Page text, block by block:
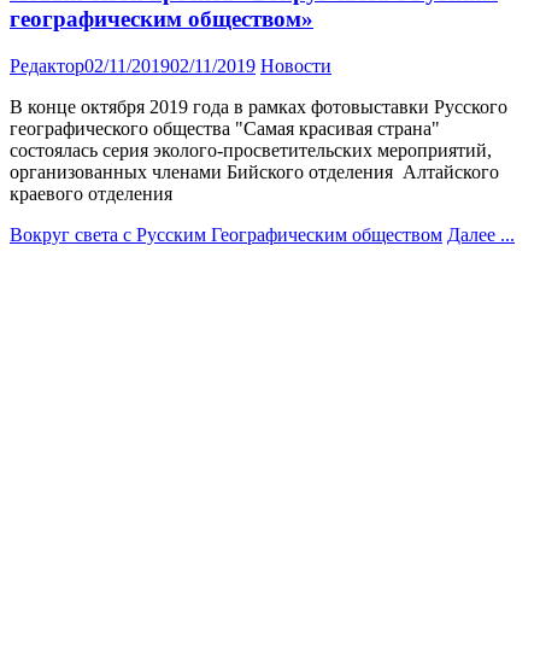
географическим обществом»
Редактор02/11/201902/11/2019 Новости
В конце октября 2019 года в рамках фотовыставки Русского
географического общества "Самая красивая страна"
состоялась серия эколого-просветительских мероприятий,
организованных членами Бийского отделения Алтайского
краевого отделения
Вокруг света с Русским Географическим обществом Далее ...